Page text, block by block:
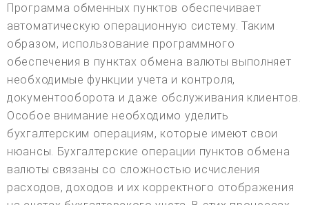
Программа обменных пунктов обеспечивает
автоматическую операционную систему. Таким
образом, использование программного
обеспечения в пунктах обмена валюты выполняет
необходимые функции учета и контроля,
документооборота и даже обслуживания клиентов.
Особое внимание необходимо уделить
бухгалтерским операциям, которые имеют свои
нюансы. Бухгалтерские операции пунктов обмена
валюты связаны со сложностью исчисления
расходов, доходов и их корректного отображения